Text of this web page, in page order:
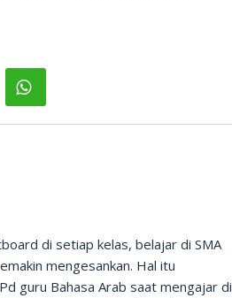
di setiap kelas, belajar di SMA
mengesankan. Hal itu
guru Bahasa Arab saat mengajar di